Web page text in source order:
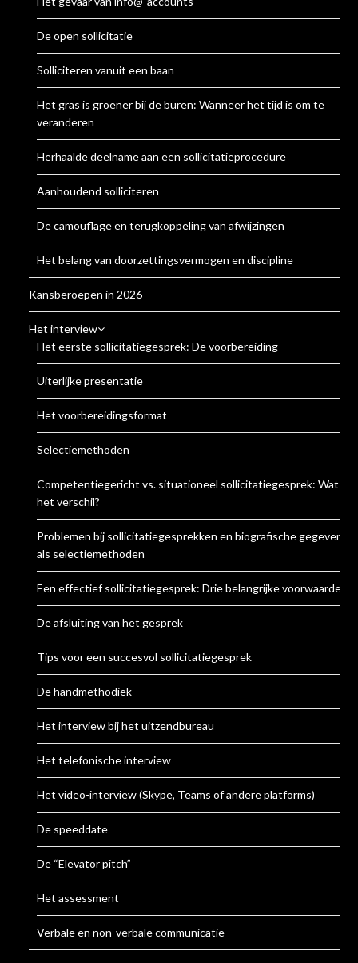
De open sollicitatie
Solliciteren vanuit een baan
Het gras is groener bij de buren: Wanneer het tijd is om te
veranderen
Herhaalde deelname aan een sollicitatieprocedure
Aanhoudend solliciteren
De camouflage en terugkoppeling van afwijzingen
Het belang van doorzettingsvermogen en discipline
Kansberoepen in 2026
Het interview
Het eerste sollicitatiegesprek: De voorbereiding
Uiterlijke presentatie
Het voorbereidingsformat
Selectiemethoden
Competentiegericht vs. situationeel sollicitatiegesprek: Wat is
het verschil?
Problemen bij sollicitatiegesprekken en biografische gegevens
als selectiemethoden
Een effectief sollicitatiegesprek: Drie belangrijke voorwaarden
De afsluiting van het gesprek
Tips voor een succesvol sollicitatiegesprek
De handmethodiek
Het interview bij het uitzendbureau
Het telefonische interview
Het video-interview (Skype, Teams of andere platforms)
De speeddate
De “Elevator pitch”
Het assessment
Verbale en non-verbale communicatie